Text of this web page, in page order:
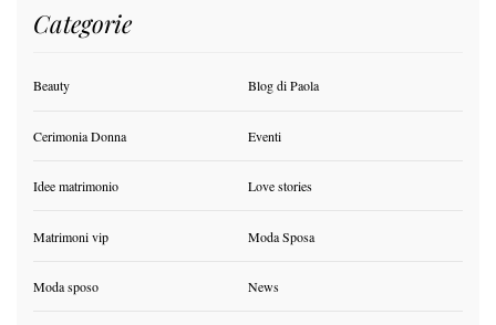
Categorie
Beauty Blog di Paola
Cerimonia Donna Eventi
Idee matrimonio Love stories
Matrimoni vip Moda Sposa
Moda sposo News